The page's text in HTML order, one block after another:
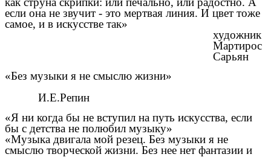
если она не звучит - это мертвая линия. И цвет тоже
самое, и в искусстве так»
художник
Мартирос
Сарьян
«Без музыки я не смыслю жизни»
И.Е.Репин
«Я ни когда бы не вступил на путь искусства, если
бы с детства не полюбил музыку»
«Музыка двигала мой резец. Без музыки я не
смыслю творческой жизни. Без нее нет фантазии и